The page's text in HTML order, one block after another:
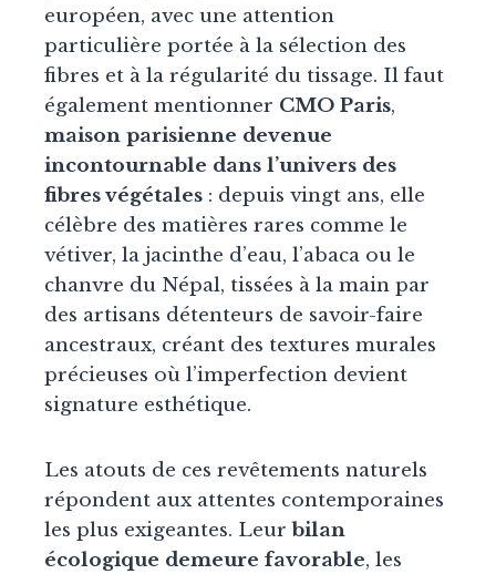
européen, avec une attention
particulière portée à la sélection des
fibres et à la régularité du tissage. Il faut
également mentionner CMO Paris,
maison parisienne devenue
incontournable dans l’univers des
fibres végétales : depuis vingt ans, elle
célèbre des matières rares comme le
vétiver, la jacinthe d’eau, l’abaca ou le
chanvre du Népal, tissées à la main par
des artisans détenteurs de savoir-faire
ancestraux, créant des textures murales
précieuses où l’imperfection devient
signature esthétique.
Les atouts de ces revêtements naturels
répondent aux attentes contemporaines
les plus exigeantes. Leurbilan
écologique demeure favorable, les